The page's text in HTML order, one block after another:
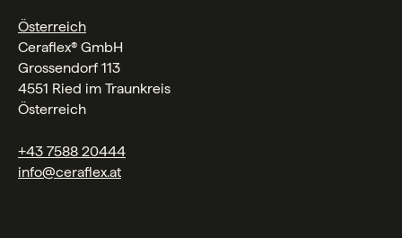
Österreich
Ceraflex® GmbH
Grossendorf 113
4551 Ried im Traunkreis
Österreich
+43 7588 20444
info@ceraflex.at